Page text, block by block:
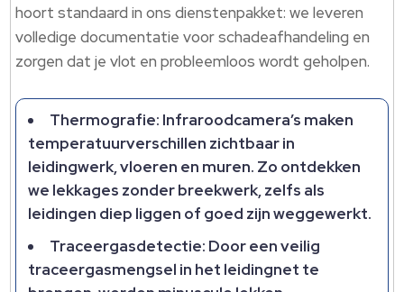
hoort standaard in ons dienstenpakket: we leveren
volledige documentatie voor schadeafhandeling en
zorgen dat je vlot en probleemloos wordt geholpen.​
Thermografie: Infraroodcamera’s maken
temperatuurverschillen zichtbaar in
leidingwerk, vloeren en muren.​ Zo ontdekken
we lekkages zonder breekwerk, zelfs als
leidingen diep liggen of goed zijn weggewerkt.​
Traceergasdetectie: Door een veilig
traceergasmengsel in het leidingnet te